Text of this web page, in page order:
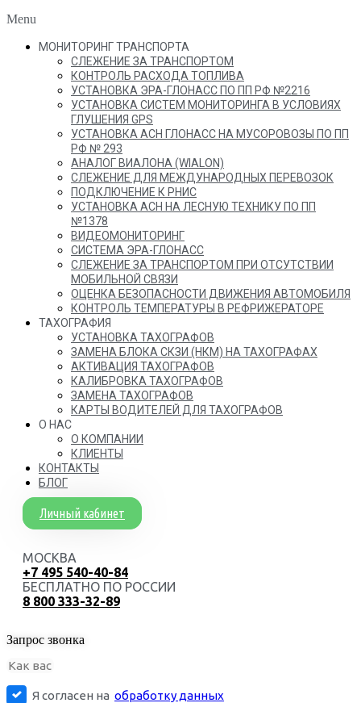
Menu
МОНИТОРИНГ ТРАНСПОРТА
СЛЕЖЕНИЕ ЗА ТРАНСПОРТОМ
КОНТРОЛЬ РАСХОДА ТОПЛИВА
УСТАНОВКА ЭРА-ГЛОНАСС ПО ПП РФ №2216
УСТАНОВКА СИСТЕМ МОНИТОРИНГА В УСЛОВИЯХ
ГЛУШЕНИЯ GPS
УСТАНОВКА АСН ГЛОНАСС НА МУСОРОВОЗЫ ПО ПП
РФ № 293
АНАЛОГ ВИАЛОНА (WIALON)
СЛЕЖЕНИЕ ДЛЯ МЕЖДУНАРОДНЫХ ПЕРЕВОЗОК
ПОДКЛЮЧЕНИЕ К РНИС
УСТАНОВКА АСН НА ЛЕСНУЮ ТЕХНИКУ ПО ПП
№1378
ВИДЕОМОНИТОРИНГ
СИСТЕМА ЭРА-ГЛОНАСС
СЛЕЖЕНИЕ ЗА ТРАНСПОРТОМ ПРИ ОТСУТСТВИИ
МОБИЛЬНОЙ СВЯЗИ
ОЦЕНКА БЕЗОПАСНОСТИ ДВИЖЕНИЯ АВТОМОБИЛЯ
КОНТРОЛЬ ТЕМПЕРАТУРЫ В РЕФРИЖЕРАТОРЕ
ТАХОГРАФИЯ
УСТАНОВКА ТАХОГРАФОВ
ЗАМЕНА БЛОКА СКЗИ (НКМ) НА ТАХОГРАФАХ
АКТИВАЦИЯ ТАХОГРАФОВ
КАЛИБРОВКА ТАХОГРАФОВ
ЗАМЕНА ТАХОГРАФОВ
КАРТЫ ВОДИТЕЛЕЙ ДЛЯ ТАХОГРАФОВ
О НАС
О КОМПАНИИ
КЛИЕНТЫ
КОНТАКТЫ
БЛОГ
Личный кабинет
МОСКВА
+7 495 540-40-84
БЕСПЛАТНО ПО РОССИИ
8 800 333-32-89
Запрос звонка
Я согласен на обработку данных